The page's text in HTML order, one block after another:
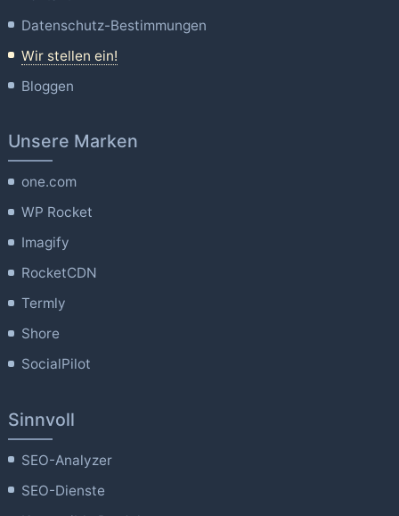
Datenschutz-Bestimmungen
Wir stellen ein!
Bloggen
Unsere Marken
one.com
WP Rocket
Imagify
RocketCDN
Termly
Shore
SocialPilot
Sinnvoll
SEO-Analyzer
SEO-Dienste